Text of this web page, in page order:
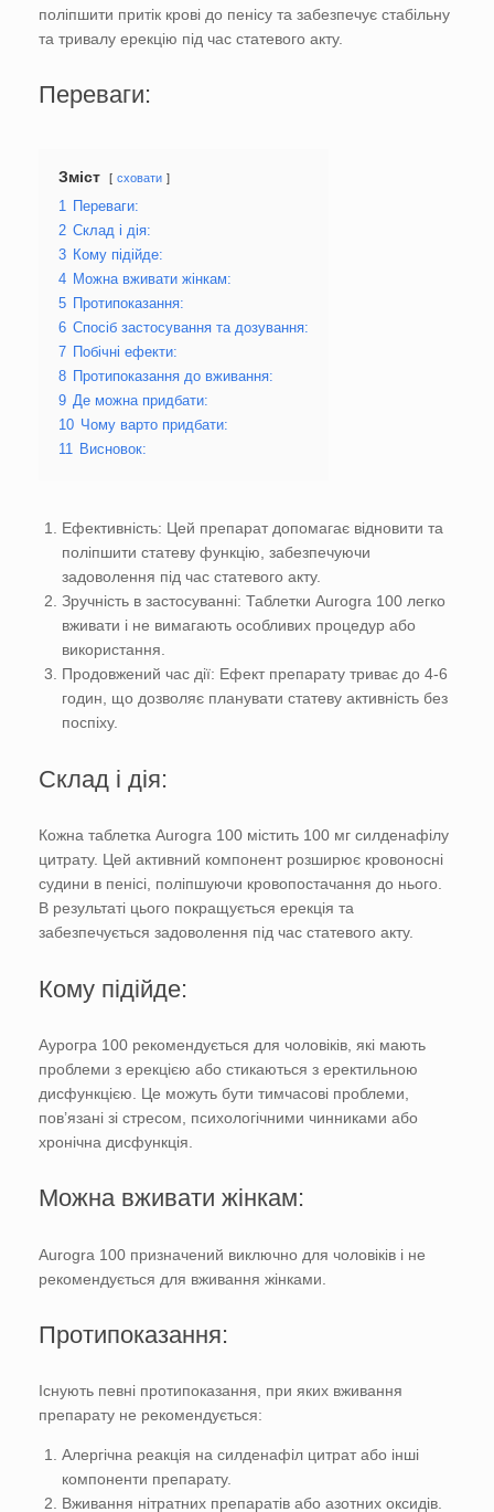
поліпшити притік крові до пенісу та забезпечує стабільну
та тривалу ерекцію під час статевого акту.
Переваги:
Зміст сховати
1
Переваги:
2 Склад і дія:
3 Кому підійде:
4 Можна вживати жінкам:
5
Протипоказання:
6 Спосіб застосування та дозування:
7
Побічні ефекти:
8
Протипоказання до вживання:
9 Де можна придбати:
10 Чому варто придбати:
11 Висновок:
Ефективність: Цей препарат допомагає відновити та
поліпшити статеву функцію, забезпечуючи
задоволення під час статевого акту.
Зручність в застосуванні: Таблетки Aurogra 100 легко
вживати і не вимагають особливих процедур або
використання.
Продовжений час дії: Ефект препарату триває до 4-6
годин, що дозволяє планувати статеву активність без
поспіху.
Склад і дія:
Кожна таблетка Aurogra 100 містить 100 мг силденафілу
цитрату. Цей активний компонент розширює кровоносні
судини в пенісі, поліпшуючи кровопостачання до нього.
В результаті цього покращується ерекція та
забезпечується задоволення під час статевого акту.
Кому підійде:
Аурогра 100 рекомендується для чоловіків, які мають
проблеми з ерекцією або стикаються з еректильною
дисфункцією. Це можуть бути тимчасові проблеми,
пов’язані зі стресом, психологічними чинниками або
хронічна дисфункція.
Можна вживати жінкам:
Aurogra 100 призначений виключно для чоловіків і не
рекомендується для вживання жінками.
Протипоказання:
Існують певні протипоказання, при яких вживання
препарату не рекомендується:
Алергічна реакція на силденафіл цитрат або інші
компоненти препарату.
Вживання нітратних препаратів або азотних оксидів.